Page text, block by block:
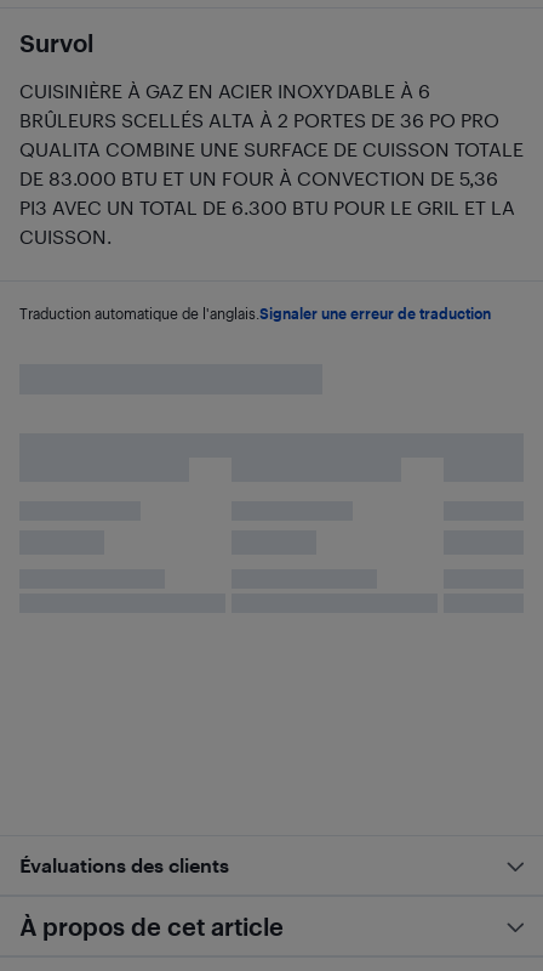
Survol
CUISINIÈRE À GAZ EN ACIER INOXYDABLE À 6
BRÛLEURS SCELLÉS ALTA À 2 PORTES DE 36 PO PRO
QUALITA COMBINE UNE SURFACE DE CUISSON TOTALE
DE 83.000 BTU ET UN FOUR À CONVECTION DE 5,36
PI3 AVEC UN TOTAL DE 6.300 BTU POUR LE GRIL ET LA
CUISSON.
Traduction automatique de l'anglais. Signaler une erreur de traduction
Évaluations des clients
À propos de cet article